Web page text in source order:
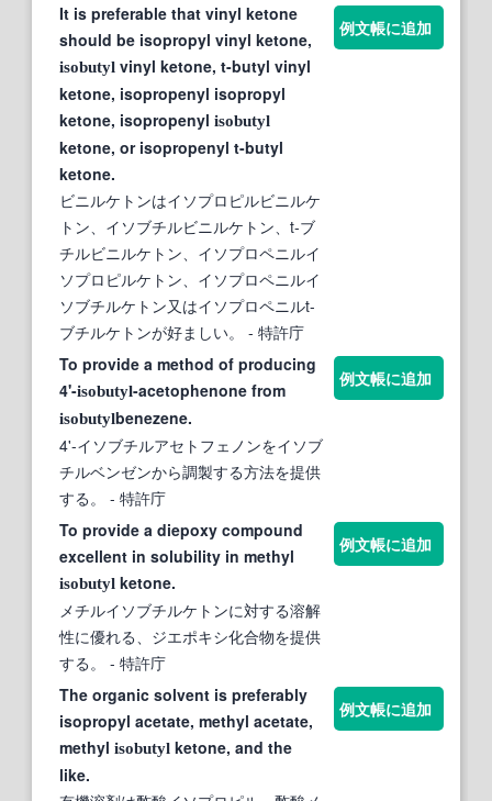
It is preferable that vinyl ketone
should be isopropyl vinyl ketone,
isobutyl vinyl ketone, t-butyl vinyl
ketone, isopropenyl isopropyl
ketone, isopropenyl isobutyl
ketone, or isopropenyl t-butyl
ketone.
ビニルケトンはイソプロピルビニルケ
トン、イソブチルビニルケトン、t-ブ
チルビニルケトン、イソプロペニルイ
ソプロピルケトン、イソプロペニルイ
ソブチルケトン又はイソプロペニルt-
ブチルケトンが好ましい。
- 特許庁
例文帳に追加
To provide a method of producing
4'-isobutyl-acetophenone from
isobutylbenezene.
4'-イソブチルアセトフェノンをイソブ
チルベンゼンから調製する方法を提供
する。
- 特許庁
例文帳に追加
To provide a diepoxy compound
excellent in solubility in methyl
isobutyl ketone.
メチルイソブチルケトンに対する溶解
性に優れる、ジエポキシ化合物を提供
する。
- 特許庁
例文帳に追加
The organic solvent is preferably
isopropyl acetate, methyl acetate,
methyl isobutyl ketone, and the
like.
例文帳に追加